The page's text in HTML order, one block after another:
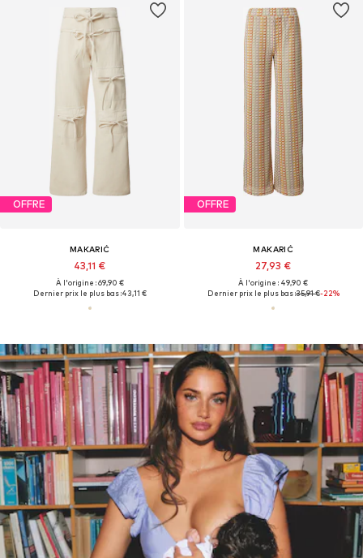
OFFRE
MAKARIĆ
43,11 €
À l'origine : 69,90 €
Dernier prix le plus bas :43,11 €
OFFRE
MAKARIĆ
27,93 €
À l'origine : 49,90 €
Dernier prix le plus bas :35,91 €-22%